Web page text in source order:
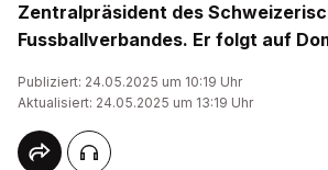
Zentralpräsident des
Fussballverbandes. Er folgt auf
Publiziert: 24.05.2025 um 10:19 Uhr
Aktualisiert: 24.05.2025 um 13:19 Uhr